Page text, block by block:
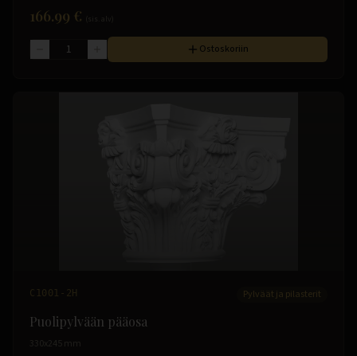
166.99 €
Ostoskoriin
C1001-2H Pylväät ja pilasterit
Puolipylvään pääosa
330x245 mm